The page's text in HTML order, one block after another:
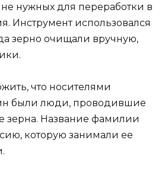
нужных для переработки в
Инструмент использовался
зерно очищали вручную,
что носителями
были люди, проводившие
зерна. Название фамилии
которую занимали ее